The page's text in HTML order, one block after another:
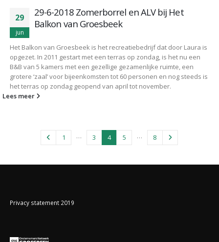
29
jun
29-6-2018 Zomerborrel en ALV bij Het
Balkon van Groesbeek
Het Balkon van Groesbeek is het recreatiebedrijf dat door Laura is
opgezet. In 2011 gestart met een terras op zondag, is het nu een
B&B van 5 kamers met een gezellige gezamenlijke ruimte, een
grotere ‘zaal’ voor bijeenkomsten tot 60 personen en nog steeds is
het terras op zondag geopend van april tot november.
Lees meer
1 … 3 4 5 … 8
Privacy statement 2019